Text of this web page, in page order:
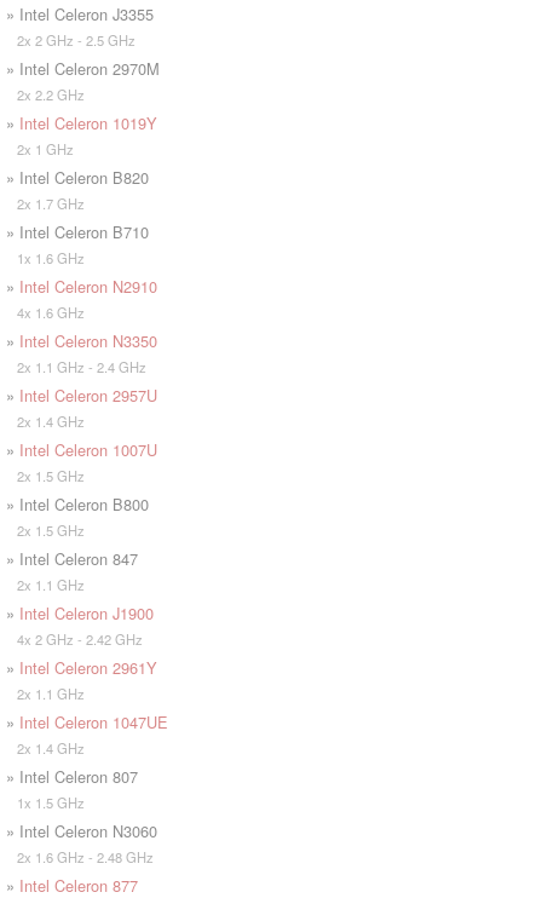
» Intel Celeron J3355
2x 2 GHz - 2.5 GHz
» Intel Celeron 2970M
2x 2.2 GHz
» Intel Celeron 1019Y
2x 1 GHz
» Intel Celeron B820
2x 1.7 GHz
» Intel Celeron B710
1x 1.6 GHz
» Intel Celeron N2910
4x 1.6 GHz
» Intel Celeron N3350
2x 1.1 GHz - 2.4 GHz
» Intel Celeron 2957U
2x 1.4 GHz
» Intel Celeron 1007U
2x 1.5 GHz
» Intel Celeron B800
2x 1.5 GHz
» Intel Celeron 847
2x 1.1 GHz
» Intel Celeron J1900
4x 2 GHz - 2.42 GHz
» Intel Celeron 2961Y
2x 1.1 GHz
» Intel Celeron 1047UE
2x 1.4 GHz
» Intel Celeron 807
1x 1.5 GHz
» Intel Celeron N3060
2x 1.6 GHz - 2.48 GHz
» Intel Celeron 877